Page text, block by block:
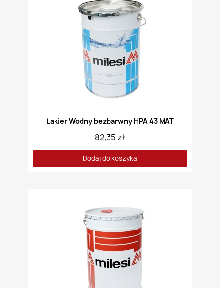
Lakier Wodny bezbarwny HPA 43 MAT
82,35 zł
Dodaj do koszyka